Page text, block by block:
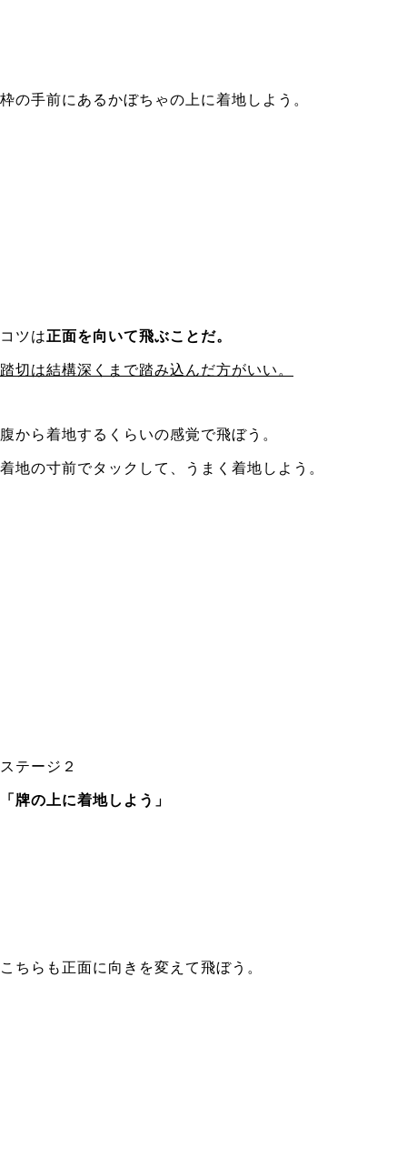
枠の手前にあるかぼちゃの上に着地しよう。
コツは正面を向いて飛ぶことだ。
踏切は結構深くまで踏み込んだ方がいい。
腹から着地するくらいの感覚で飛ぼう。
着地の寸前でタックして、うまく着地しよう。
ステージ２
「牌の上に着地しよう」
こちらも正面に向きを変えて飛ぼう。